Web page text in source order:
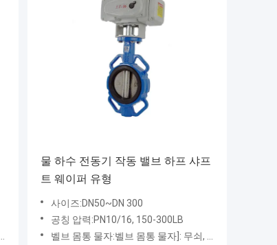
물 하수 전동기 작동 밸브 하프 샤프
트 웨이퍼 유형
사이즈:DN50~DN 300
공칭 압력:PN10/16, 150-300LB
벨브 몸통 물자:벨브 몸통 물자]: 무쇠, 연성이 있는 철, 탄소 강철, 스테인리스, 등